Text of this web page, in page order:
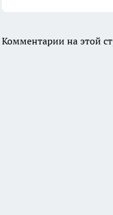
Комментарии на этой